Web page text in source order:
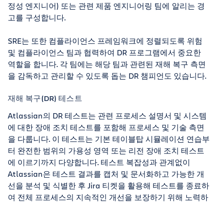
정성 엔지니어) 또는 관련 제품 엔지니어링 팀에 알리는 경
고를 구성합니다.
SRE는 또한 컴플라이언스 프레임워크에 정렬되도록 위험
및 컴플라이언스 팀과 협력하여 DR 프로그램에서 중요한
역할을 합니다. 각 팀에는 해당 팀과 관련된 재해 복구 측면
을 감독하고 관리할 수 있도록 돕는 DR 챔피언도 있습니다.
재해 복구(DR) 테스트
Atlassian의 DR 테스트는 관련 프로세스 설명서 및 시스템
에 대한 장애 조치 테스트를 포함해 프로세스 및 기술 측면
을 다룹니다. 이 테스트는 기본 테이블탑 시뮬레이션 연습부
터 완전한 범위의 가용성 영역 또는 리전 장애 조치 테스트
에 이르기까지 다양합니다. 테스트 복잡성과 관계없이
Atlassian은 테스트 결과를 캡처 및 문서화하고 가능한 개
선을 분석 및 식별한 후 Jira 티켓을 활용해 테스트를 종료하
여 전체 프로세스의 지속적인 개선을 보장하기 위해 노력하